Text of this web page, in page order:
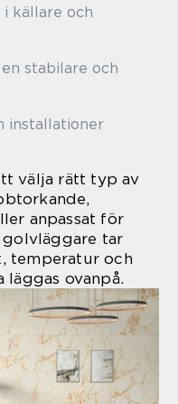
källare och
stabilare och
installationer
välja rätt typ av
anpassat för
tar
temperatur och
ovanpå.